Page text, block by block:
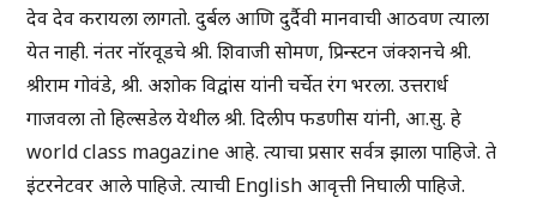
देव देव करायला लागतो. दुर्बल आणि दुर्दैवी मानवाची आठवण त्याला
येत नाही. नंतर नॉरवूडचे श्री. शिवाजी सोमण, प्रिन्स्टन जंक्शनचे श्री.
श्रीराम गोवंडे, श्री. अशोक विद्वांस यांनी चर्चेत रंग भरला. उत्तरार्ध
गाजवला तो हिल्सडेल येथील श्री. दिलीप फडणीस यांनी, आ.सु. हे
world class magazine आहे. त्याचा प्रसार सर्वत्र झाला पाहिजे. ते
इंटरनेटवर आले पाहिजे. त्याची English आवृत्ती निघाली पाहिजे.